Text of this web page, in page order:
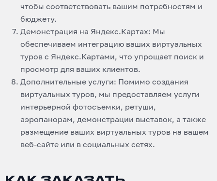
чтобы соответствовать вашим потребностям и
бюджету.
Демонстрация на Яндекс.Картах: Мы
обеспечиваем интеграцию ваших виртуальных
туров с Яндекс.Картами, что упрощает поиск и
просмотр для ваших клиентов.
Дополнительные услуги: Помимо создания
виртуальных туров, мы предоставляем услуги
интерьерной фотосъемки, ретуши,
аэропанорам, демонстрации выставок, а также
размещение ваших виртуальных туров на вашем
веб-сайте или в социальных сетях.